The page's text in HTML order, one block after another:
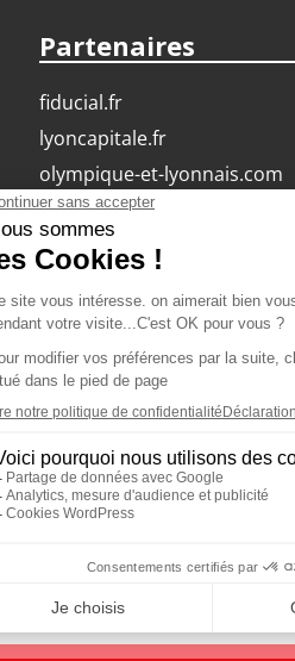
Partenaires
fiducial.fr
lyoncapitale.fr
olympique-et-lyonnais.com
L'application Iphone
/ Android
Téléchargez l'application
Les cookies
Gestion des cookies